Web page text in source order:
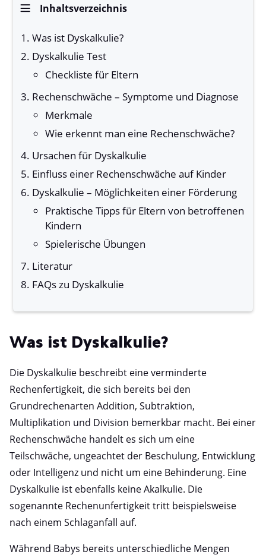
Inhaltsverzeichnis
Was ist Dyskalkulie?
Dyskalkulie Test
Checkliste für Eltern
Rechenschwäche – Symptome und Diagnose
Merkmale
Wie erkennt man eine Rechenschwäche?
Ursachen für Dyskalkulie
Einfluss einer Rechenschwäche auf Kinder
Dyskalkulie – Möglichkeiten einer Förderung
Praktische Tipps für Eltern von betroffenen
Kindern
Spielerische Übungen
Literatur
FAQs zu Dyskalkulie
Was ist Dyskalkulie?
Die Dyskalkulie beschreibt eine verminderte
Rechenfertigkeit, die sich bereits bei den
Grundrechenarten Addition, Subtraktion,
Multiplikation und Division bemerkbar macht. Bei einer
Rechenschwäche handelt es sich um eine
Teilschwäche, ungeachtet der Beschulung, Entwicklung
oder Intelligenz und nicht um eine Behinderung. Eine
Dyskalkulie ist ebenfalls keine Akalkulie. Die
sogenannte Rechenunfertigkeit tritt beispielsweise
nach einem Schlaganfall auf.
Während Babys bereits unterschiedliche Mengen